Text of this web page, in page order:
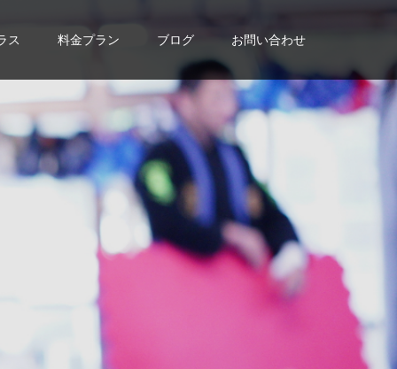
ス 料金プラン ブログ お問い合わせ